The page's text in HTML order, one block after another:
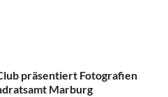
präsentiert Fotografien
Marburg